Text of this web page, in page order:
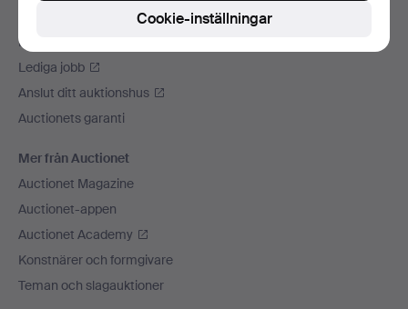
Press
Lediga jobb
Anslut ditt auktionshus
Auctionets garanti
Mer från Auctionet
Auctionet Magazine
Auctionet-appen
Auctionet Academy
Konstnärer och formgivare
Teman och slagauktioner
Cookie-inställningar